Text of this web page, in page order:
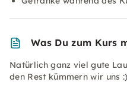
Was Du zum Kurs
Natürlich ganz viel gute
den Rest kümmern wir uns :)